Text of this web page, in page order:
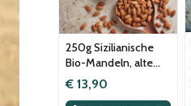
250g Sizilianische
Bio-Mandeln, alte
Sorte "Fascionello",
per Hand geerntet,
€ 13,90